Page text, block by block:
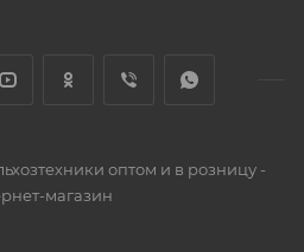
оптом и в розницу -
магазин